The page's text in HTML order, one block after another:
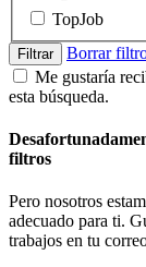
TopJob
Filtrar
Borrar
Me gustaría
esta búsqueda.
filtros
Pero nosotros
adecuado para ti.
trabajos en tu